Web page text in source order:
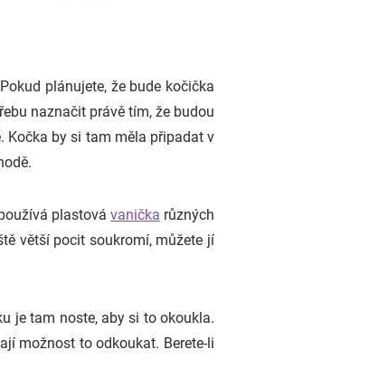
plánujete, že bude kočička
naznačit právě tím, že budou
Kočka by si tam měla připadat v
plastová vanička různých
větší pocit soukromí, můžete jí
je tam noste, aby si to okoukla.
možnost to odkoukat. Berete-li